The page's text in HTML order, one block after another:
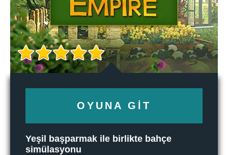
OYUNA GIT
Yeşil başparmak ile birlikte bahçe
simülasyonu